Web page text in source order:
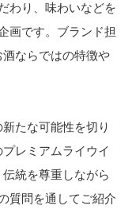
わり、味わいなどを
画です。ブランド担
ならではの特徴や
たな可能性を切り
レミアムライウイ
統を尊重しながら
質問を通してご紹介